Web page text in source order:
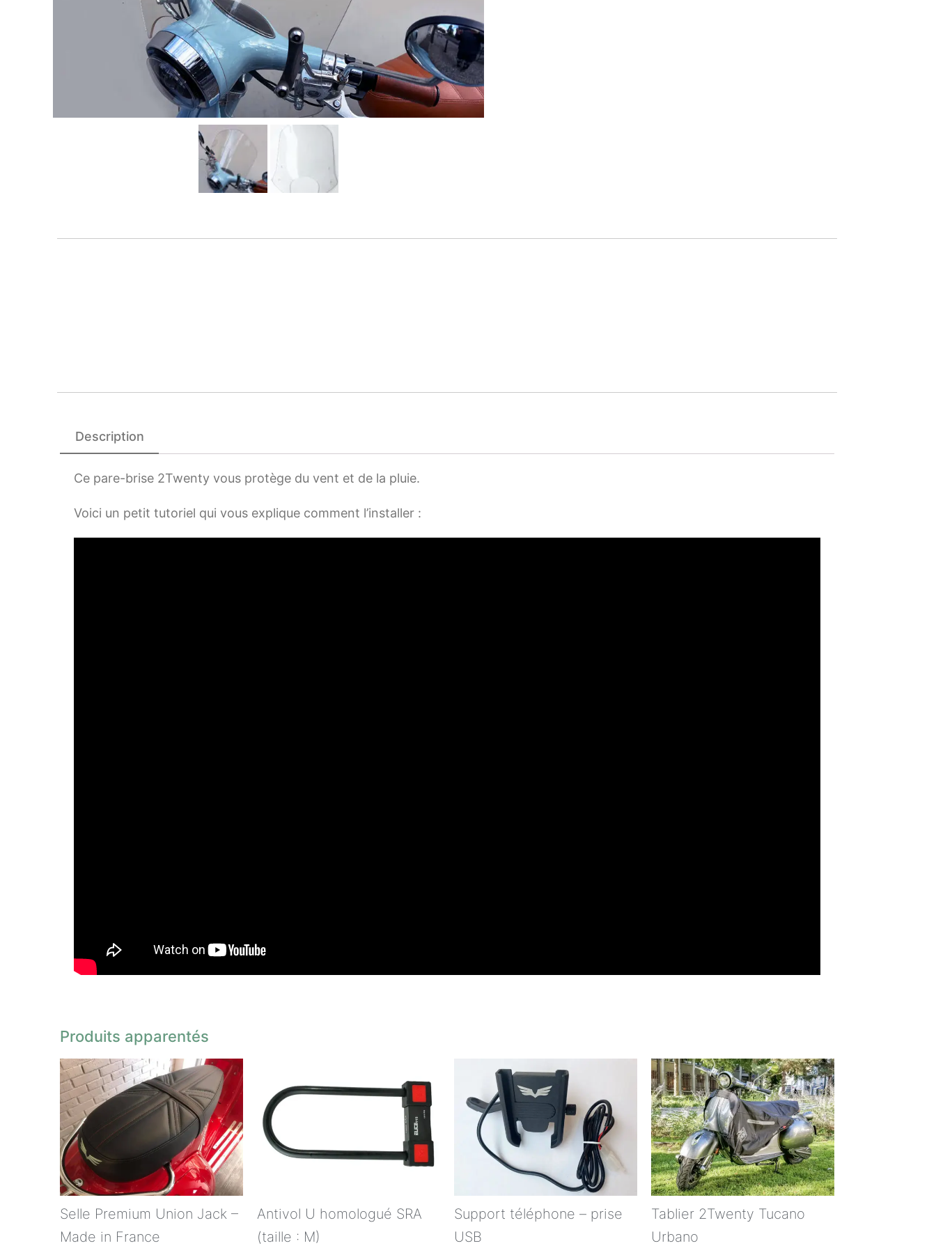
Description
Ce pare-brise 2Twenty vous protège du vent et de la pluie.
Voici un petit tutoriel qui vous explique comment l’installer :
Produits apparentés
Selle Premium Union Jack –
Made in France
Antivol U homologué SRA
(taille : M)
Support téléphone – prise
USB
Tablier 2Twenty Tucano
Urbano